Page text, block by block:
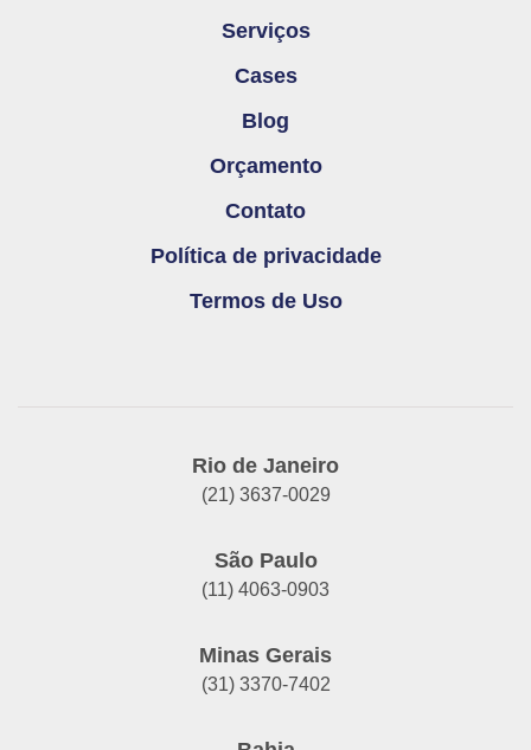
Serviços
Cases
Blog
Orçamento
Contato
Política de privacidade
Termos de Uso
Rio de Janeiro
(21) 3637-0029
São Paulo
(11) 4063-0903
Minas Gerais
(31) 3370-7402